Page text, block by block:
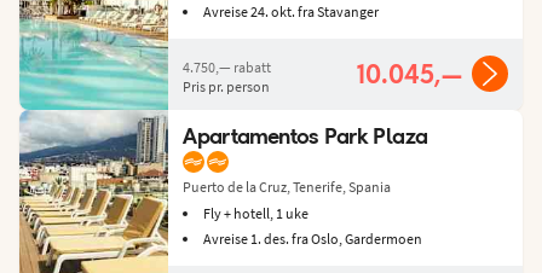
Avreise 24. okt. fra Stavanger
4.750,— rabatt
Pris pr. person
10.045,—
Apartamentos Park Plaza
Puerto de la Cruz, Tenerife, Spania
Fly + hotell, 1 uke
Avreise 1. des. fra Oslo, Gardermoen